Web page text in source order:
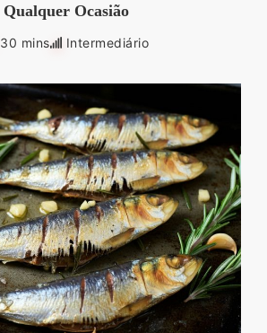
Qualquer Ocasião
30 mins Intermediário